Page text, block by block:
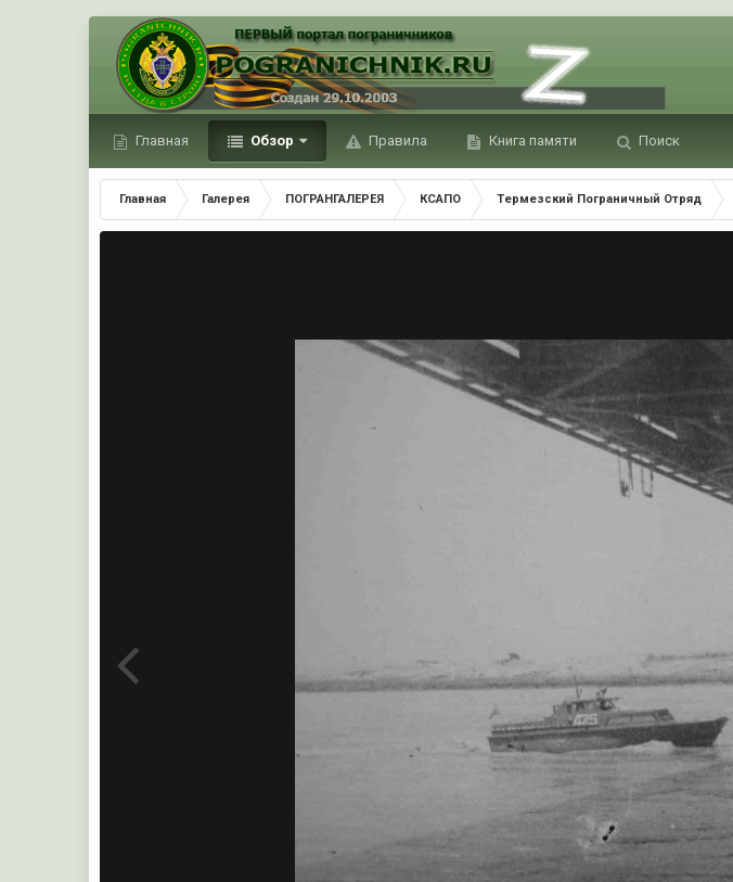
Главная Обзор Правила Книга памяти Поиск
Главная Галерея ПОГРАНГАЛЕРЕЯ КСАПО Термезский Пограничный Отряд